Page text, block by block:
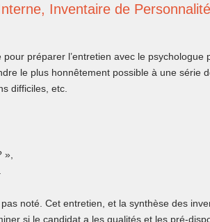
Inventaire de
préparer l’entretien avec le psychologue
le plus honnêtement possible à une série
difficiles, etc.
»,
pas noté. Cet entretien, et la synthèse des
si le candidat a les qualités et les pré-